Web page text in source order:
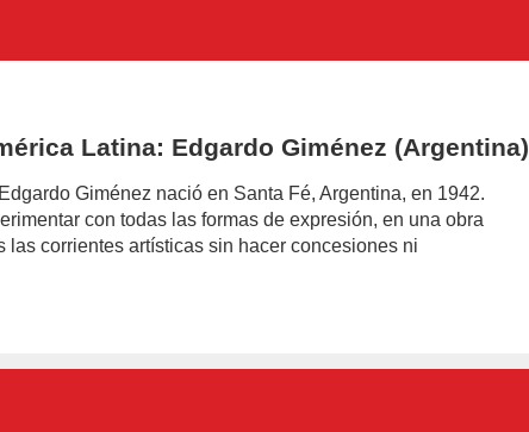
Latina: Edgardo Giménez (Argentina)
Giménez nació en Santa Fé, Argentina, en 1942.
con todas las formas de expresión, en una obra
las corrientes artísticas sin hacer concesiones ni
author/felipe-